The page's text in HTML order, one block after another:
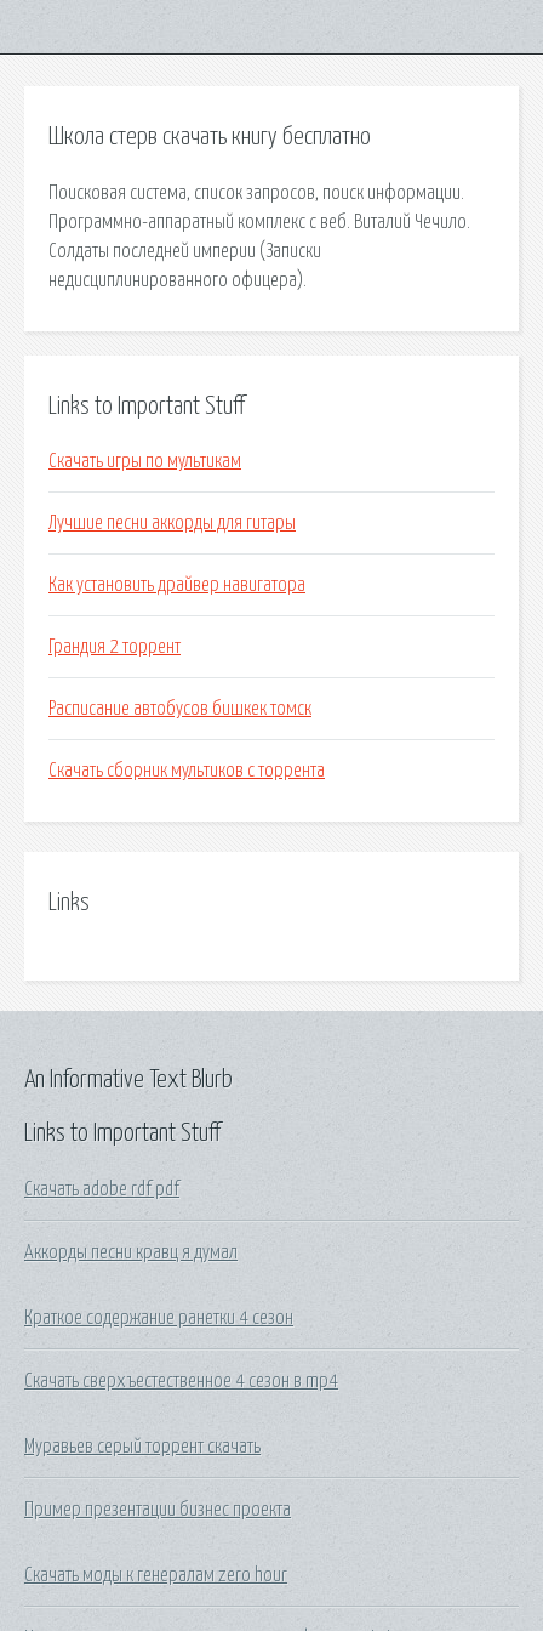
Школа стерв скачать книгу бесплатно
Поисковая сиcтема, список запросов, поиск информации.
Программно-аппаратный комплекс с веб. Виталий Чечило.
Солдаты последней империи (Записки
недисциплинированного офицера).
Links to Important Stuff
Скачать игры по мультикам
Лучшие песни аккорды для гитары
Как установить драйвер навигатора
Грандия 2 торрент
Расписание автобусов бишкек томск
Скачать сборник мультиков с торрента
Links
Links to Important Stuff
Скачать adobe rdf pdf
Аккорды песни кравц я думал
Краткое содержание ранетки 4 сезон
Скачать сверхъестественное 4 сезон в mp4
Муравьев серый торрент скачать
Пример презентации бизнес проекта
Скачать моды к генералам zero hour
An Informative Text Blurb